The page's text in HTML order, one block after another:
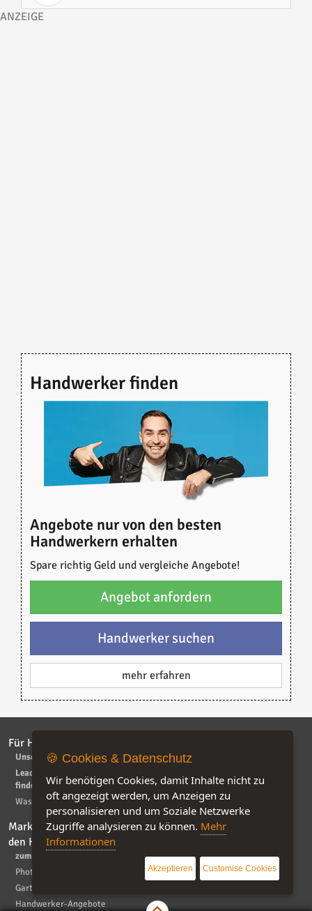
Handwerker finden
Angebote nur von den besten
Handwerkern erhalten
Spare richtig Geld und vergleiche Angebote!
Angebot anfordern
Handwerker suchen
mehr erfahren
Für Handwerker
Unser Service für Handwerker
Leads - Aufträge von privat
finden
Was dürfen Leads kosten?
Bis zu 30% der Baukosten
Haus- und Baumessen 2026
Marktplatz - Produkte für
den Heimwerker
zum Marktplatz
Photovoltaik und mehr
Garten
Handwerker-Angebote
Bau-Magazin
Bauwirtschaft & Politik
Handwerker
🍪 Cookies & Datenschutz
Wir benötigen Cookies, damit Inhalte nicht zu
oft angezeigt werden, um Anzeigen zu
personalisieren und um Soziale Netzwerke
Zugriffe analysieren zu können. Mehr
Informationen
Akzeptieren Customise Cookies